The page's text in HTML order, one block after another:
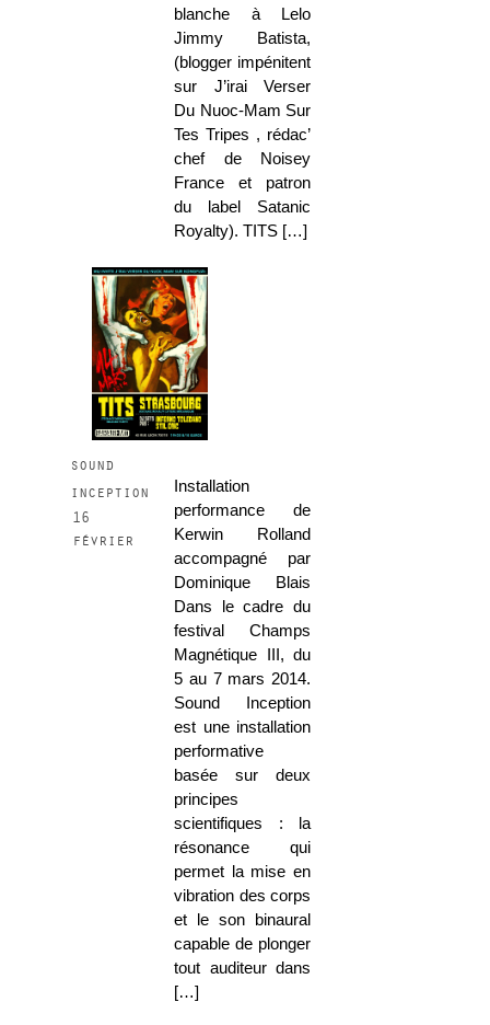
blanche à Lelo
Jimmy Batista,
(blogger impénitent
sur J’irai Verser
Du Nuoc-Mam Sur
Tes Tripes , rédac’
chef de Noisey
France et patron
du label Satanic
Royalty). TITS […]
sound
inception
16
février
Installation
performance de
Kerwin Rolland
accompagné par
Dominique Blais
Dans le cadre du
festival Champs
Magnétique III, du
5 au 7 mars 2014.
Sound Inception
est une installation
performative
basée sur deux
principes
scientifiques : la
résonance qui
permet la mise en
vibration des corps
et le son binaural
capable de plonger
tout auditeur dans
[…]